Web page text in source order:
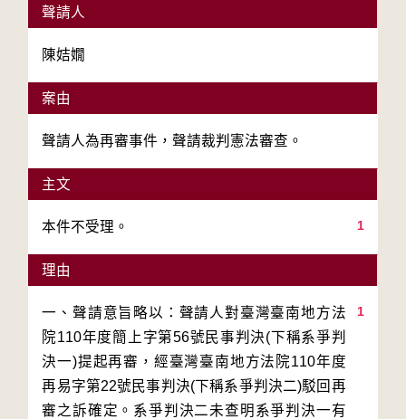
聲請人
陳姞嫺
案由
聲請人為再審事件，聲請裁判憲法審查。
主文
1
本件不受理。
理由
1
一、聲請意旨略以：聲請人對臺灣臺南地方法
院110年度簡上字第56號民事判決(下稱系爭判
決一)提起再審，經臺灣臺南地方法院110年度
再易字第22號民事判決(下稱系爭判決二)駁回再
審之訴確定。系爭判決二未查明系爭判決一有